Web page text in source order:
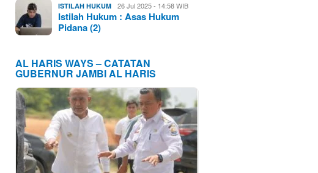
ISTILAH HUKUM 26 Jul 2025 - 14:58 WIB
Istilah Hukum : Asas Hukum
Pidana (2)
AL HARIS WAYS – CATATAN
GUBERNUR JAMBI AL HARIS